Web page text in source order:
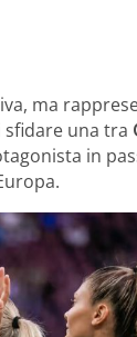
ma
sfidare una tra
in